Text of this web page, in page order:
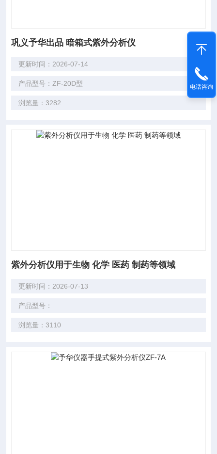
巩义予华出品 暗箱式紫外分析仪
更新时间：2026-07-14
产品型号：ZF-20D型
浏览量：3282
紫外分析仪用于生物 化学 医药 制药等领域
更新时间：2026-07-13
产品型号：
浏览量：3110
电话咨询